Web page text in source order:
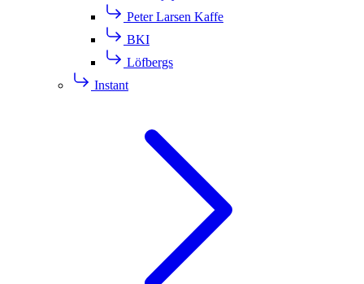
Peter Larsen Kaffe
BKI
Löfbergs
Instant